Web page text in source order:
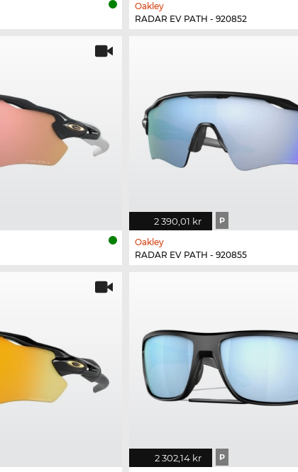
Oakley
RADAR EV PATH - 920852
2 390,01 kr P
Oakley
RADAR EV PATH - 920855
2 302,14 kr P